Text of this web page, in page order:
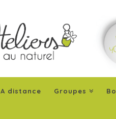
A distance Groupes